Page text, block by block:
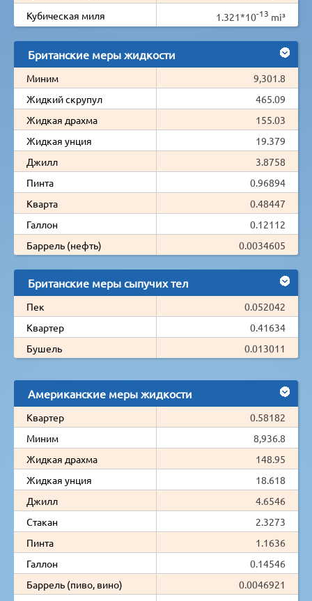
Кубическая миля
1.321*10-13 mi³
Британские меры жидкости
Миним
9,301.8
Жидкий скрупул
465.09
Жидкая драхма
155.03
Жидкая унция
19.379
Джилл
3.8758
Пинта
0.96894
Кварта
0.48447
Галлон
0.12112
Баррель (нефть)
0.0034605
Британские меры сыпучих тел
Пек
0.052042
Квартер
0.41634
Бушель
0.013011
Американские меры жидкости
Квартер
0.58182
Миним
8,936.8
Жидкая драхма
148.95
Жидкая унция
18.618
Джилл
4.6546
Стакан
2.3273
Пинта
1.1636
Галлон
0.14546
Баррель (пиво, вино)
0.0046921